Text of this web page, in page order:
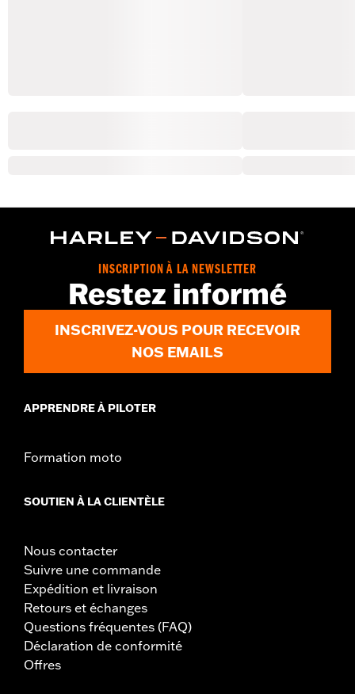
INSCRIPTION À LA NEWSLETTER
Restez informé
INSCRIVEZ-VOUS POUR RECEVOIR
NOS EMAILS
APPRENDRE À PILOTER
Formation moto
SOUTIEN À LA CLIENTÈLE
Nous contacter
Suivre une commande
Expédition et livraison
Retours et échanges
Questions fréquentes (FAQ)
Déclaration de conformité
Offres